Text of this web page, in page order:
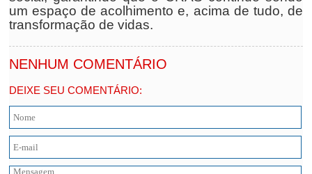
um espaço de acolhimento e, acima de tudo, de
transformação de vidas.
NENHUM COMENTÁRIO
DEIXE SEU COMENTÁRIO: